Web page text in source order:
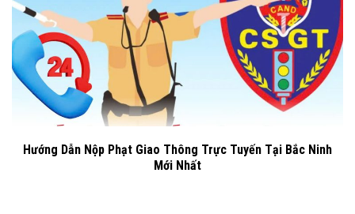
Hướng Dẫn Nộp Phạt Giao Thông Trực Tuyến Tại Bắc Ninh
Mới Nhất